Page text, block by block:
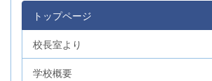
トップページ
校長室より
学校概要